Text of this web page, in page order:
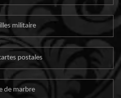
militaire
postales
de marbre